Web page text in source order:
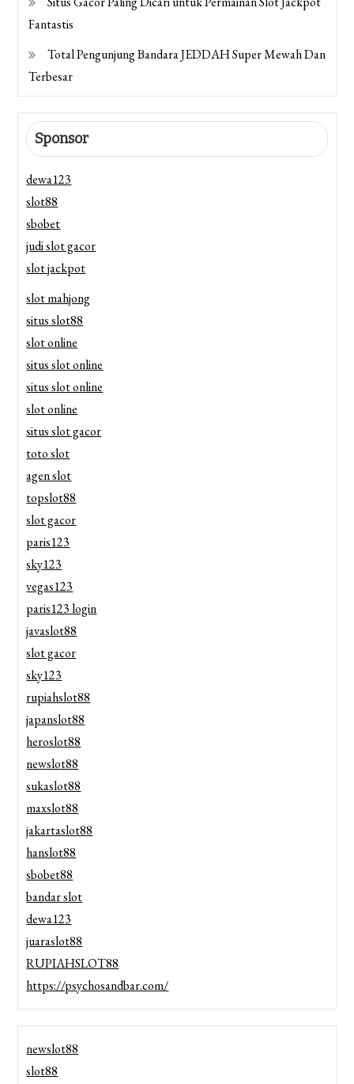
Fantastis
Total Pengunjung Bandara JEDDAH Super Mewah Dan
Terbesar
Sponsor
dewa123
slot88
sbobet
judi slot gacor
slot jackpot
slot mahjong
situs slot88
slot online
situs slot online
situs slot online
slot online
situs slot gacor
toto slot
agen slot
topslot88
slot gacor
paris123
sky123
vegas123
paris123 login
javaslot88
slot gacor
sky123
rupiahslot88
japanslot88
heroslot88
newslot88
sukaslot88
maxslot88
jakartaslot88
hanslot88
sbobet88
bandar slot
dewa123
juaraslot88
RUPIAHSLOT88
https://psychosandbar.com/
newslot88
slot88